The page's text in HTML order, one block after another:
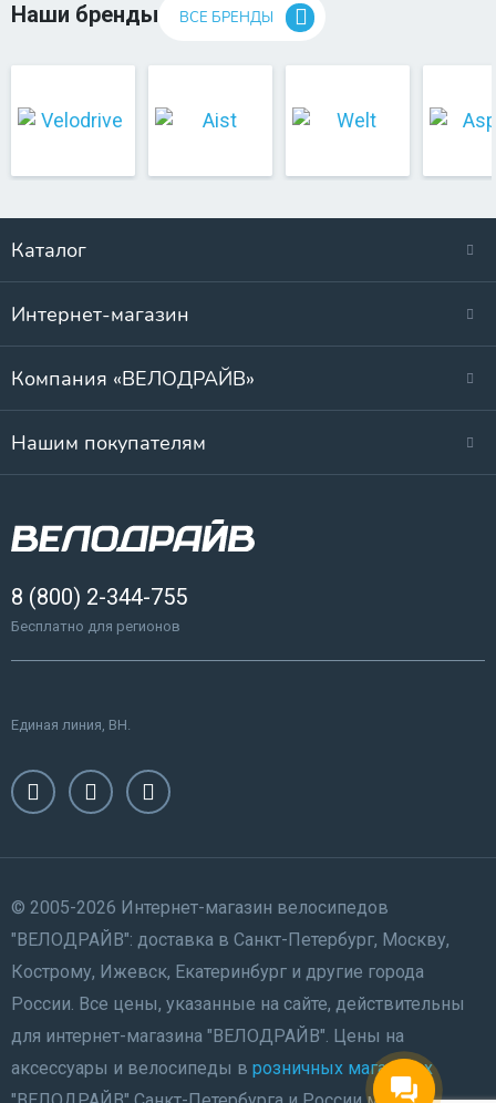
Наши бренды ВСЕ БРЕНДЫ
Каталог
Интернет-магазин
Компания «ВЕЛОДРАЙВ»
Нашим покупателям
8 (800) 2-344-755
Бесплатно для регионов
Единая линия, ВН.
© 2005-2026 Интернет-магазин велосипедов
"ВЕЛОДРАЙВ": доставка в Санкт-Петербург, Москву,
Кострому, Ижевск, Екатеринбург и другие города
России. Все цены, указанные на сайте, действительны
для интернет-магазина "ВЕЛОДРАЙВ". Цены на
аксессуары и велосипеды в розничных магазинах